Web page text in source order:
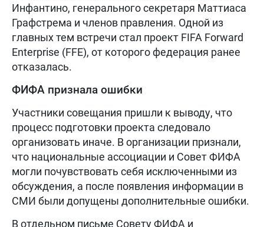
Инфантино, генерального секретаря Маттиаса
Графстрема и членов правления. Одной из
главных тем встречи стал проект FIFA Forward
Enterprise (FFE), от которого федерация ранее
отказалась.
ФИФА признала ошибки
Участники совещания пришли к выводу, что
процесс подготовки проекта следовало
организовать иначе. В организации признали,
что национальные ассоциации и Совет ФИФА
могли почувствовать себя исключенными из
обсуждения, а после появления информации в
СМИ были допущены дополнительные ошибки.
В отдельном письме Совету ФИФА и